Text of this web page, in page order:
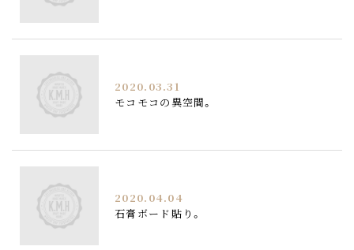
2020.03.31
モコモコの異空間。
2020.04.04
石膏ボード貼り。